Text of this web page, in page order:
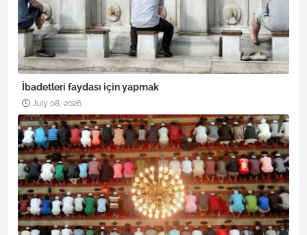
İbadetleri faydası için yapmak
July 08, 2026